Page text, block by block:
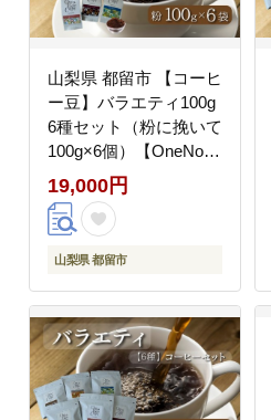
山梨県 都留市 【コーヒ
ー豆】バラエティ100g
6種セット（粉に挽いて
100g×6個）【OneNote
Coffee Roaster】｜煎
りたて コーヒー 直送
プレゼント 贈答 珈琲豆
レート デザート フレー
バー 旅行 キャンプ ア
ウトドア ケーキ
19,000円
山梨県 都留市